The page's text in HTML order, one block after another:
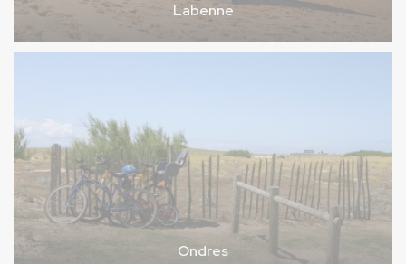
Labenne
Ondres